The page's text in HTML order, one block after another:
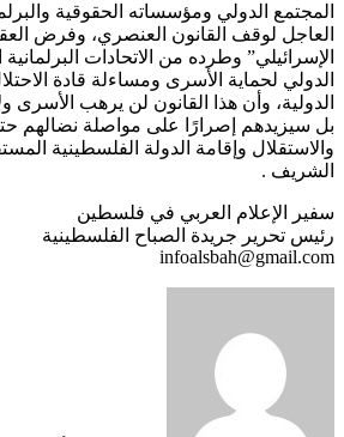
المجتمع الدولي ومؤسساته الحقوقية
العاجل لوقف القانون العنصري، وفرض
الإسرائيلي” وطرده من الاتحادات
الدولي لحماية الأسرى ومساءلة قادة
الدولية، وأن هذا القانون لن يرهب الأسرى
بل سيزيدهم إصرارًا على مواصلة نضالهم
والاستقلال وإقامة الدولة الفلسطينية
الشريف .
سفير الإعلام العربي في فلسطين
رئيس تحرير جريدة الصباح الفلسطينية
infoalsbah@gmail.com